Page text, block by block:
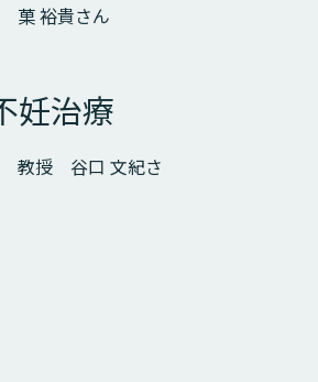
菓 裕貴さん
妊治療
教授 谷口 文紀さ